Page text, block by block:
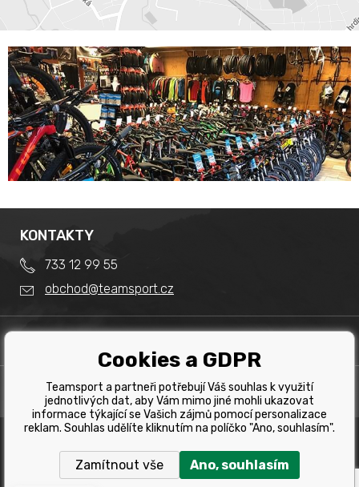
Obchodní podmínky
Splátkový prodej
Reklamace
Tabulka velikostí kol
Tabulka velikostí oblečení
PRODEJNA
Team Sport - Tomáš Binar
Dlouhá 1228/44C
Havířov
KONTAKTY
733 12 99 55
obchod@teamsport.cz
Copyright © 2019 Team Sport Havířov. Všechna pravá
vyhrazena.
Cookies a GDPR
Teamsport a partneři potřebují Váš souhlas k využití
jednotlivých dat, aby Vám mimo jiné mohli ukazovat
informace týkající se Vašich zájmů pomocí personalizace
reklam. Souhlas udělíte kliknutím na políčko "Ano, souhlasím".
Zamítnout vše Ano, souhlasím